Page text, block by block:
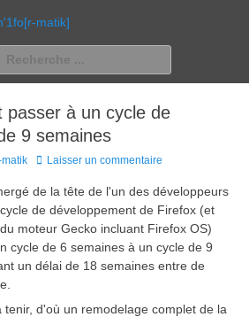
n'1fo[r-matik]
en info…
passer à un cycle de
9 semaines
matik Laisser un commentaire
de la tête de l'un des développeurs
de développement de Firefox (et
moteur Gecko incluant Firefox OS)
cycle de 6 semaines à un cycle de 9
un délai de 18 semaines entre de
tenir, d'où un remodelage complet de la